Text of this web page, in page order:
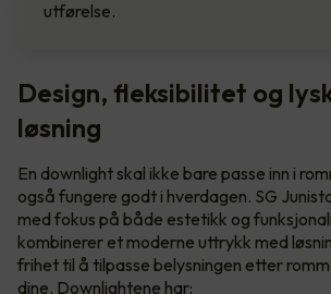
utførelse.
Design, fleksibilitet og
løsning
En downlight skal ikke bare passe inn i
også fungere godt i hverdagen. SG
med fokus på både estetikk og
kombinerer et moderne uttrykk med
frihet til å tilpasse belysningen etter
dine. Downlightene har: